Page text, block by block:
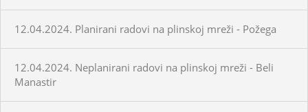
12.04.2024. Planirani radovi na plinskoj mreži - Požega
12.04.2024. Neplanirani radovi na plinskoj mreži - Beli
Manastir